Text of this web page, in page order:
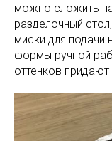
можно сложить
разделочный
миски для подачи
формы ручной
оттенков